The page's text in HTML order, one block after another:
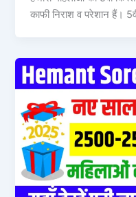
काफी निराश व परेशान हैं।